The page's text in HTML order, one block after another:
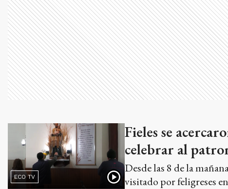
ECO TV
Fieles se
celebrar al
Desde las 8 de la
visitado por feligreses